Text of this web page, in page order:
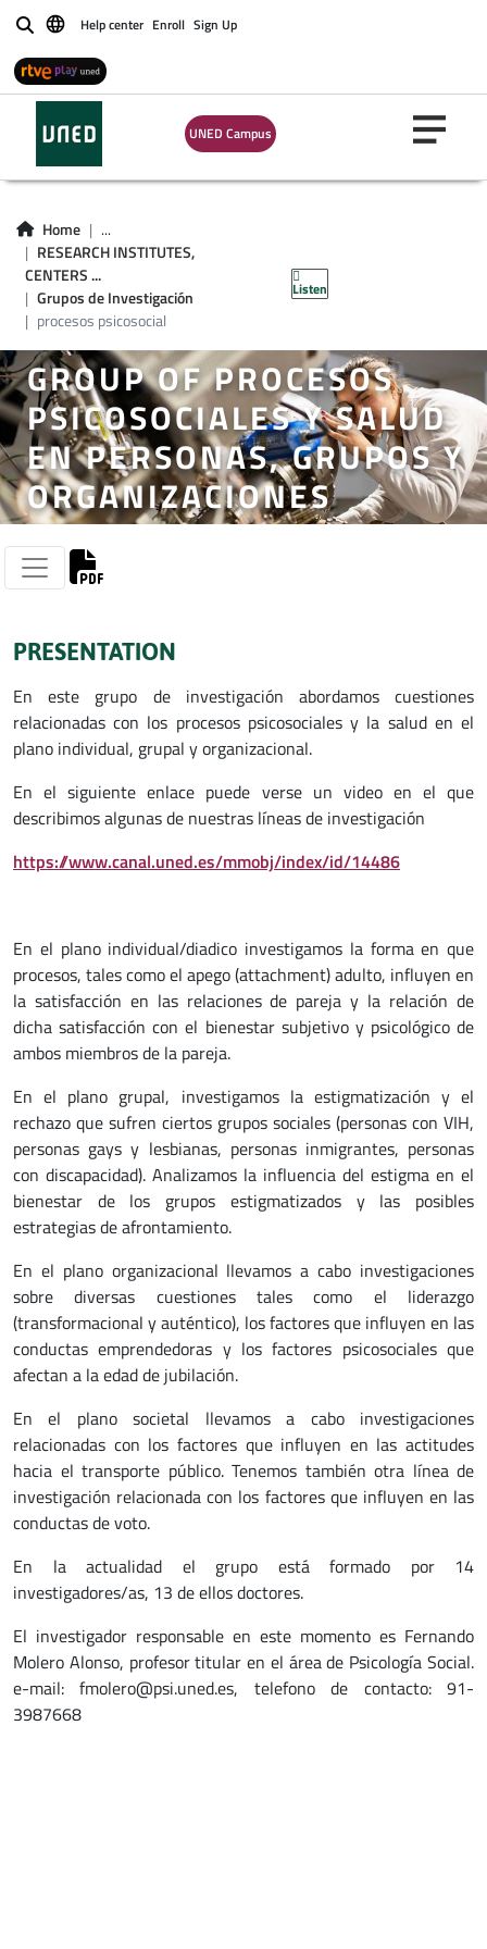
BuscarHelp center Enroll Sign Up
UNED Campus
Home
...
RESEARCH INSTITUTES,
CENTERS ...
Grupos de Investigación
procesos psicosocial
Listen
GROUP OF PROCESOS
PSICOSOCIALES Y SALUD
EN PERSONAS, GRUPOS Y
ORGANIZACIONES
PRESENTATION
En este grupo de investigación abordamos cuestiones
relacionadas con los procesos psicosociales y la salud en el
plano individual, grupal y organizacional.
En el siguiente enlace puede verse un video en el que
describimos algunas de nuestras líneas de investigación
https://www.canal.uned.es/mmobj/index/id/14486
En el plano individual/diadico investigamos la forma en que
procesos, tales como el apego (attachment) adulto, influyen en
la satisfacción en las relaciones de pareja y la relación de
dicha satisfacción con el bienestar subjetivo y psicológico de
ambos miembros de la pareja.
En el plano grupal, investigamos la estigmatización y el
rechazo que sufren ciertos grupos sociales (personas con VIH,
personas gays y lesbianas, personas inmigrantes, personas
con discapacidad). Analizamos la influencia del estigma en el
bienestar de los grupos estigmatizados y las posibles
estrategias de afrontamiento.
En el plano organizacional llevamos a cabo investigaciones
sobre diversas cuestiones tales como el liderazgo
(transformacional y auténtico), los factores que influyen en las
conductas emprendedoras y los factores psicosociales que
afectan a la edad de jubilación.
En el plano societal llevamos a cabo investigaciones
relacionadas con los factores que influyen en las actitudes
hacia el transporte público. Tenemos también otra línea de
investigación relacionada con los factores que influyen en las
conductas de voto.
En la actualidad el grupo está formado por 14
investigadores/as, 13 de ellos doctores.
El investigador responsable en este momento es Fernando
Molero Alonso, profesor titular en el área de Psicología Social.
e-mail: fmolero@psi.uned.es, telefono de contacto: 91-
3987668